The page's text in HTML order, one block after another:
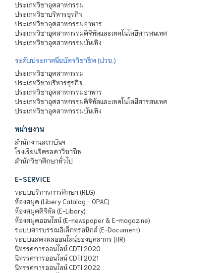
ประเภทวิชาอุตสาหกรรม
ประเภทวิชาบริหารธุรกิจ
ประเภทวิชาอุตสาหกรรมอาหาร
ประเภทวิชาอุตสาหกรรมดิจิทัลและเทคโนโลยีสารสนเทศ
ประเภทวิชาอุตสาหกรรมบันเทิง
ระดับประกาศนียบัตรวิชาชีพ (ปวช.)
ประเภทวิชาอุตสาหกรรม
ประเภทวิชาบริหารธุรกิจ
ประเภทวิชาอุตสาหกรรมอาหาร
ประเภทวิชาอุตสาหกรรมดิจิทัลและเทคโนโลยีสารสนเทศ
ประเภทวิชาอุตสาหกรรมบันเทิง
หน่วยงาน
สำนักงานสถาบันฯ
โรงเรียนจิตรลดาวิชาชีพ
สำนักวิชาศึกษาทั่วไป
E-SERVICE
ระบบบริการการศึกษา (REG)
ห้องสมุด (Libery Catalog - OPAC)
ห้องสมุดดิจิทัล (E-Libary)
ห้องสมุดออนไลน์ (E-newspaper & E-magazine)
ระบบสารบรรณอิเล็กทรอนิกส์ (E-Document)
ระบบแสดงผลออนไลน์ของบุคลากร (HR)
นิทรรศการออนไลน์ CDTI 2020
นิทรรศการออนไลน์ CDTI 2021
นิทรรศการออนไลน์ CDTI 2022